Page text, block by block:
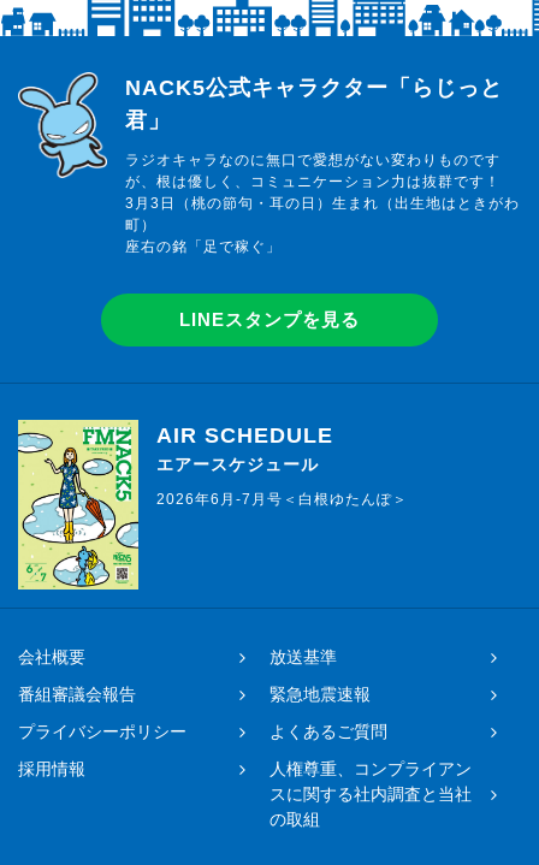
らじっと君
NACK5公式キャラクター「らじっと
君」
ラジオキャラなのに無口で愛想がない変わりものです
が、根は優しく、コミュニケーション力は抜群です！
3月3日（桃の節句・耳の日）生まれ（出生地はときがわ
町）
座右の銘「足で稼ぐ」
LINEスタンプを見る
AIR SCHEDULE
エアースケジュール
2026年6月-7月号＜白根ゆたんぽ＞
会社概要
放送基準
番組審議会報告
緊急地震速報
プライバシーポリシー
よくあるご質問
採用情報
人権尊重、コンプライアン
スに関する社内調査と当社
の取組